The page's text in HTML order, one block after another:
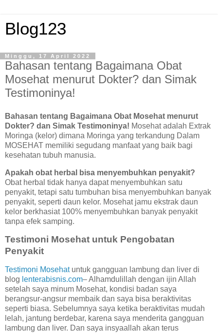
Blog123
Minggu, 17 April 2022
Bahasan tentang Bagaimana Obat
Mosehat menurut Dokter? dan Simak
Testimoninya!
Bahasan tentang Bagaimana Obat Mosehat menurut
Dokter? dan Simak Testimoninya! Mosehat adalah Extrak
Moringa (kelor) dimana Moringa yang terkandung Dalam
MOSEHAT memiliki segudang manfaat yang baik bagi
kesehatan tubuh manusia.
Apakah obat herbal bisa menyembuhkan penyakit?
Obat herbal tidak hanya dapat menyembuhkan satu
penyakit, tetapi satu tumbuhan bisa menyembuhkan banyak
penyakit, seperti daun kelor. Mosehat jamu ekstrak daun
kelor berkhasiat 100% menyembuhkan banyak penyakit
tanpa efek samping.
Testimoni Mosehat untuk Pengobatan
Penyakit
Testimoni Mosehatuntuk gangguan lambung dan liver di
blog lenterabisnis.com– Alhamdulillah dengan ijin Allah
setelah saya minum Mosehat, kondisi badan saya
berangsur-angsur membaik dan saya bisa beraktivitas
seperti biasa. Sebelumnya saya ketika beraktivitas mudah
lelah, jantung berdebar, karena saya menderita gangguan
lambung dan liver. Dan saya insyaallah akan terus